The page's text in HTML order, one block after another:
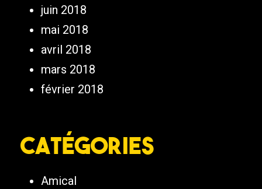
juin 2018
mai 2018
avril 2018
mars 2018
février 2018
Catégories
Amical